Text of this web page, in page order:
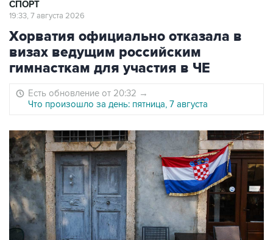
СПОРТ
19:33, 7 августа 2026
Хорватия официально отказала в
визах ведущим российским
гимнасткам для участия в ЧЕ
Есть обновление от 20:32 →
Что произошло за день: пятница, 7 августа